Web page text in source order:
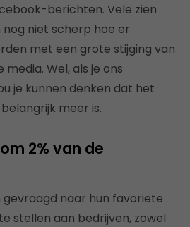
berichten. Vele zien
niet scherp hoe er
met een grote stijging van
Wel, als je ons
je kunnen denken dat het
meer is.
2% van de
naar hun favoriete
stellen aan bedrijven, zowel